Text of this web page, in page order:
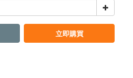
立即購買